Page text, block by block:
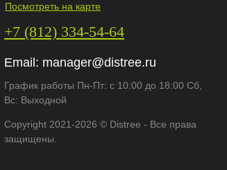
Посмотреть на карте
+7 (812) 334-54-64
Email: manager@distree.ru
График работы Пн-Пт: с 10:00 до 18:00 Сб,
Вс: Выходной
Copyright 2021-2026 © Distree - Все права
защищены.